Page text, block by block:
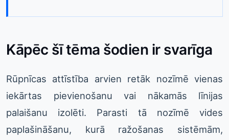
Kāpēc šī tēma šodien ir svarīga
Rūpnīcas attīstība arvien retāk nozīmē vienas
iekārtas pievienošanu vai nākamās līnijas
palaišanu izolēti. Parasti tā nozīmē vides
paplašināšanu, kurā ražošanas sistēmām,